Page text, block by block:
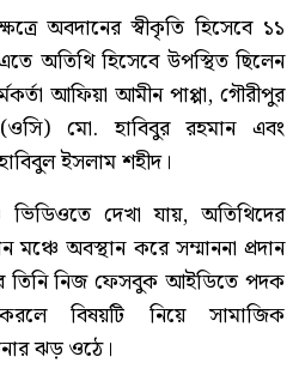
অবদানের স্বীকৃতি হিসেবে ১১
অতিথি হিসেবে উপস্থিত ছিলেন
আফিয়া আমীন পাপ্পা, গৌরীপুর
(ওসি) মো. হাবিবুর রহমান এবং
ইসলাম শহীদ।
দেখা যায়, অতিথিদের
অবস্থান করে সম্মাননা প্রদান
তিনি নিজ ফেসবুক আইডিতে পদক
বিষয়টি নিয়ে সামাজিক
ঝড় ওঠে।